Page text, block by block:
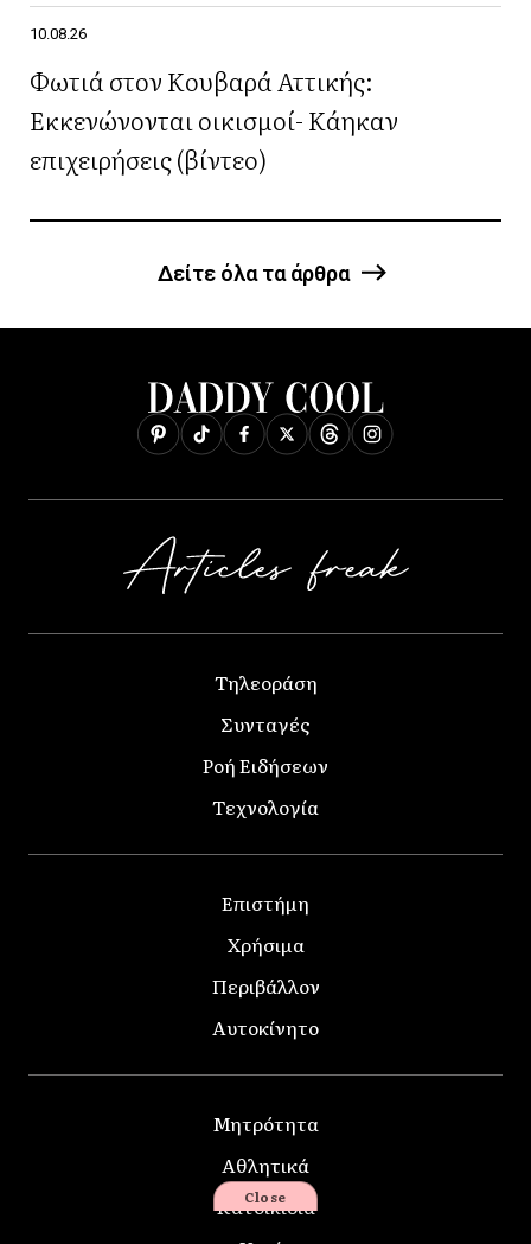
10.08.26
Φωτιά στον Κουβαρά Αττικής:
Εκκενώνονται οικισμοί- Κάηκαν
επιχειρήσεις (βίντεο)
Δείτε όλα τα άρθρα
Τηλεοράση
Συνταγές
Ροή Ειδήσεων
Τεχνολογία
Επιστήμη
Χρήσιμα
Περιβάλλον
Αυτοκίνητο
Μητρότητα
Αθλητικά
Κατοικίδια
Close